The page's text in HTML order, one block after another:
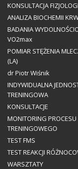
KONSULTACJA
ANALIZA BIOCHEMII
BADANIA
VO2max
POMIAR STĘŻENIA
(LA)
dr Piotr Wiśnik
INDYWIDUALNA
TRENINGOWA
KONSULTACJE
MONITORING PROCESU
TRENINGOWEGO
TEST FMS
TEST REAKCJI
WARSZTATY